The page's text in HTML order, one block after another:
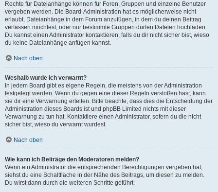
Rechte für Dateianhänge können für Foren, Gruppen und einzelne Benutzer
vergeben werden. Die Board-Administration hat es möglicherweise nicht
erlaubt, Dateianhänge in dem Forum anzufügen, in dem du deinen Beitrag
verfassen möchtest, oder nur bestimmte Gruppen dürfen Dateien hochladen.
Du kannst einen Administrator kontaktieren, falls du dir nicht sicher bist, wieso
du keine Dateianhänge anfügen kannst.
Nach oben
Weshalb wurde ich verwarnt?
In jedem Board gibt es eigene Regeln, die meistens von der Administration
festgelegt werden. Wenn du gegen eine dieser Regeln verstoßen hast, kann
sie dir eine Verwarnung erteilen. Bitte beachte, dass dies die Entscheidung der
Administration dieses Boards ist und phpBB Limited nichts mit dieser
Verwarnung zu tun hat. Kontaktiere einen Administrator, sofern du die nicht
sicher bist, wieso du verwarnt wurdest.
Nach oben
Wie kann ich Beiträge den Moderatoren melden?
Wenn ein Administrator die entsprechenden Berechtigungen vergeben hat,
siehst du eine Schaltfläche in der Nähe des Beitrags, um diesen zu melden.
Du wirst dann durch die weiteren Schritte geführt.